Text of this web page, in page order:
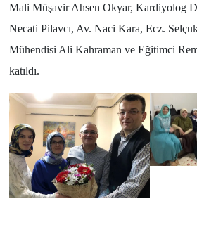
Mali Müşavir Ahsen Okyar, Kardiyolog
Necati Pilavcı, Av. Naci Kara, Ecz.
Mühendisi Ali Kahraman ve Eğitimci
katıldı.